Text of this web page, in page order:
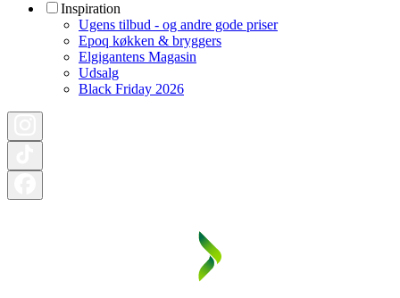
Inspiration
Ugens tilbud - og andre gode priser
Epoq køkken & bryggers
Elgigantens Magasin
Udsalg
Black Friday 2026